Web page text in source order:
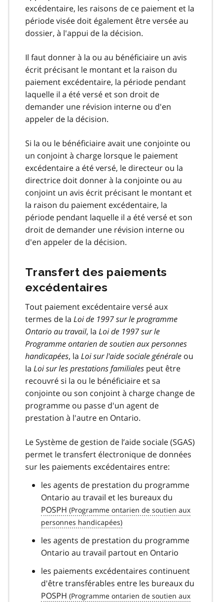
excédentaire, les raisons de ce paiement et la
période visée doit également être versée au
dossier, à l'appui de la décision.
Il faut donner à la ou au bénéficiaire un avis
écrit précisant le montant et la raison du
paiement excédentaire, la période pendant
laquelle il a été versé et son droit de
demander une révision interne ou d'en
appeler de la décision.
Si la ou le bénéficiaire avait une conjointe ou
un conjoint à charge lorsque le paiement
excédentaire a été versé, le directeur ou la
directrice doit donner à la conjointe ou au
conjoint un avis écrit précisant le montant et
la raison du paiement excédentaire, la
période pendant laquelle il a été versé et son
droit de demander une révision interne ou
d'en appeler de la décision.
Transfert des paiements
excédentaires
Tout paiement excédentaire versé aux
termes de la Loi de 1997 sur le programme
Ontario au travail, la Loi de 1997 sur le
Programme ontarien de soutien aux personnes
handicapées, la Loi sur l'aide sociale générale ou
la Loi sur les prestations familiales peut être
recouvré si la ou le bénéficiaire et sa
conjointe ou son conjoint à charge change de
programme ou passe d'un agent de
prestation à l'autre en Ontario.
Le Système de gestion de l’aide sociale (SGAS)
permet le transfert électronique de données
sur les paiements excédentaires entre:
les agents de prestation du programme
Ontario au travail et les bureaux du
POSPH
les agents de prestation du programme
Ontario au travail partout en Ontario
les paiements excédentaires continuent
d'être transférables entre les bureaux du
POSPH